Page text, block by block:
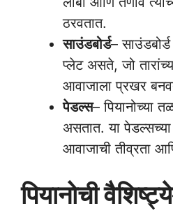
ठरवतात.
साउंडबोर्ड–
प्लेट असते, जो
आवाजाला प्रखर
पेडल्स– पियानोच्या
असतात. या
आवाजाची तीव्रता
पियानोची वैशिष्ट्ये